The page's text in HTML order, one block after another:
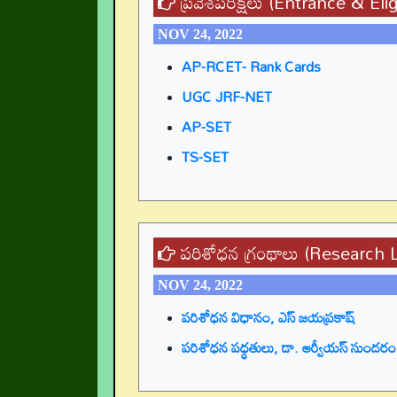
NOV 24, 2022
AP-RCET- Rank Cards
UGC JRF-NET
AP-SET
TS-SET
పరిశోధన గ్రంథాలు (Research
NOV 24, 2022
పరిశోధన విధానం, ఎస్ జయప్రకాష్
పరిశోధన పధ్ధతులు, డా. ఆర్వీయస్ సుందరం